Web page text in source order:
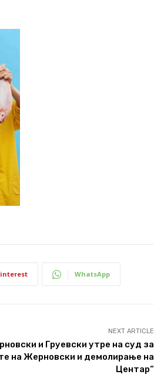
WhatsApp
NEXT ARTICLE
и Груевски утре на суд за
на Жерновски и демолирање на
Центар“